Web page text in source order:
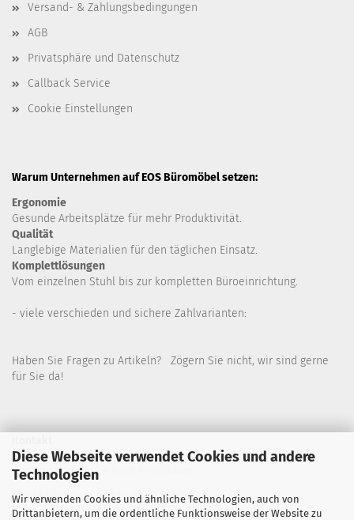
Diese Webseite verwendet Cookies und andere
Technologien
Wir verwenden Cookies und ähnliche Technologien, auch von
Drittanbietern, um die ordentliche Funktionsweise der Website zu
Versand- & Zahlungsbedingungen
AGB
Privatsphäre und Datenschutz
Callback Service
Cookie Einstellungen
Warum Unternehmen auf EOS Büromöbel setzen:
Ergonomie
Gesunde Arbeitsplätze für mehr Produktivität.
Qualität
Langlebige Materialien für den täglichen Einsatz.
Komplettlösungen
Vom einzelnen Stuhl bis zur kompletten Büroeinrichtung.
- viele verschieden und sichere Zahlvarianten:
Haben Sie Fragen zu Artikeln? Zögern Sie nicht, wir sind gerne
für Sie da!
Wir sind für Sie wie folgt erreichbar:
Montag bis Donnerstag von 9 bis 16 Uhr